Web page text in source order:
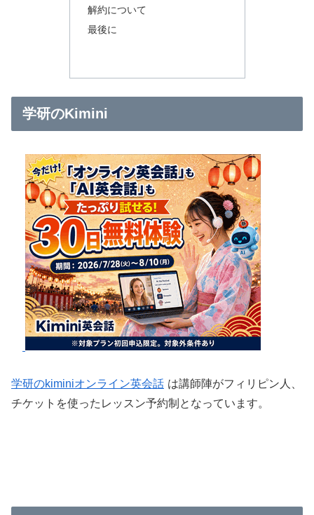
解約について
最後に
学研のKimini
学研のkiminiオンライン英会話 は講師陣がフィリピン人、
チケットを使ったレッスン予約制となっています。